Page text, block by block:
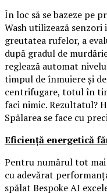
În loc să se bazeze pe
Wash utilizează
greutatea rufelor, a
după gradul de
reglează automat
timpul de înmuiere și
centrifugare, totul în
faci nimic. Rezultatul?
Spălarea se face cu
Eficiență energetică
Pentru numărul tot mai
cu adevărat
spălat Bespoke AI